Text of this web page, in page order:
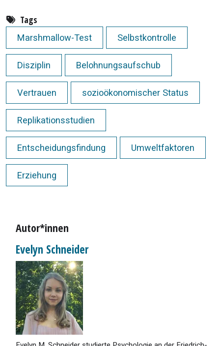
Tags
Marshmallow-Test Selbstkontrolle
Disziplin Belohnungsaufschub
Vertrauen sozioökonomischer Status
Replikationsstudien
Entscheidungsfindung Umweltfaktoren
Erziehung
Autor*innen
Evelyn Schneider